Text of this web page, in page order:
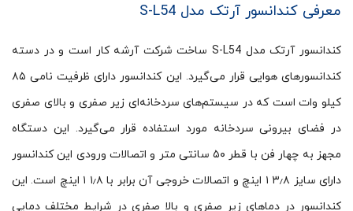
معرفی کندانسور آرتک مدل S-L54
کندانسور آرتک مدل S-L54 ساخت شرکت آرشه کار است و در دسته
کندانسورهای هوایی قرار می‌گیرد. این کندانسور دارای ظرفیت نامی ۸۵
کیلو وات است که در سیستم‌های سردخانه‌ای زیر صفری و بالای صفری
در فضای بیرونی سردخانه مورد استفاده قرار می‌گیرد. این دستگاه
مجهز به چهار فن با قطر ۵۰ سانتی متر و اتصالات ورودی این کندانسور
دارای سایز ۳٫۸ ۱ اینچ و اتصالات خروجی آن برابر با ۱٫۸ ۱ اینچ است. این
کندانسور در دماهای زیر صفری و بالا صفری در شرایط مختلف دمایی